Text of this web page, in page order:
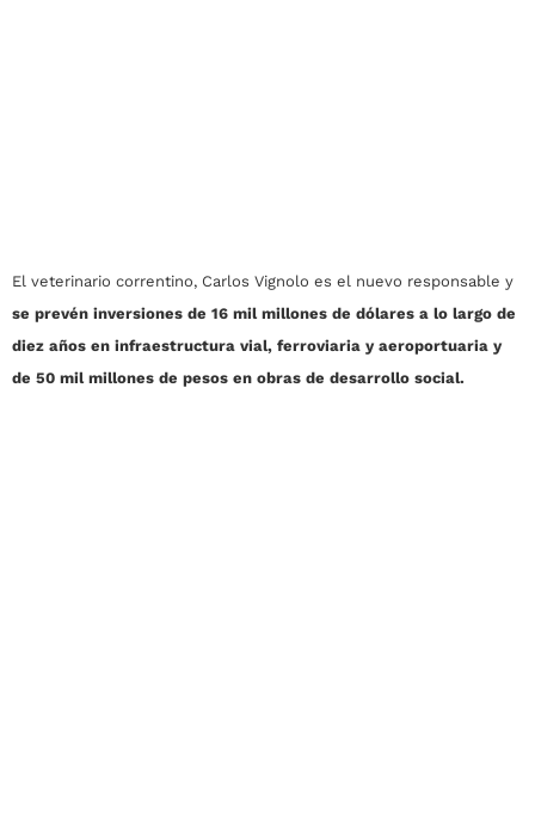
El veterinario correntino, Carlos Vignolo es el nuevo responsable y
se prevén inversiones de 16 mil millones de dólares a lo largo de
diez años en infraestructura vial, ferroviaria y aeroportuaria y
de 50 mil millones de pesos en obras de desarrollo social.